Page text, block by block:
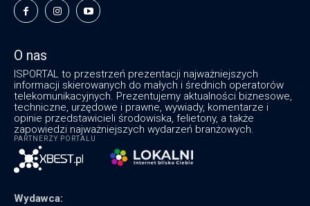
O nas
ISPORTAL to przestrzeń prezentacji najważniejszych
informacji skierowanych do małych i średnich operatorów
telekomunikacyjnych. Prezentujemy aktualności biznesowe,
techniczne, urzędowe i prawne, wywiady, komentarze i
opinie przedstawicieli środowiska, felietony, a także
zapowiedzi najważniejszych wydarzeń branżowych.
PARTNERZY PORTALU
Wydawca: